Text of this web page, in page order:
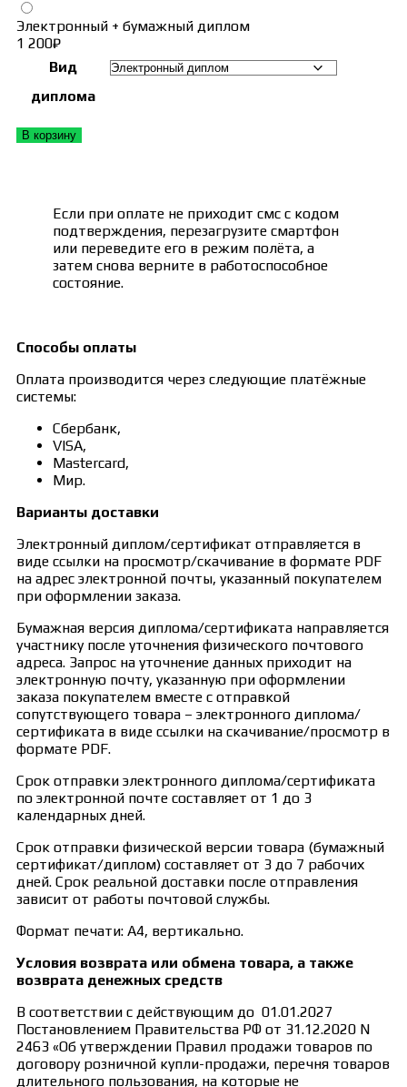
Электронный + бумажный диплом
1 200₽
Вид
диплома
В корзину
Если при оплате не приходит смс с кодом
подтверждения, перезагрузите смартфон
или переведите его в режим полёта, а
затем снова верните в работоспособное
состояние.
Способы оплаты
Оплата производится через следующие платёжные
системы:
Сбербанк,
VISA,
Mastercard,
Мир.
Варианты доставки
Электронный диплом/сертификат отправляется в
виде ссылки на просмотр/скачивание в формате PDF
на адрес электронной почты, указанный покупателем
при оформлении заказа.
Бумажная версия диплома/сертификата направляется
участнику после уточнения физического почтового
адреса. Запрос на уточнение данных приходит на
электронную почту, указанную при оформлении
заказа покупателем вместе с отправкой
сопутствующего товара – электронного диплома/
сертификата в виде ссылки на скачивание/просмотр в
формате PDF.
Срок отправки электронного диплома/сертификата
по электронной почте составляет от 1 до 3
календарных дней.
Срок отправки физической версии товара (бумажный
сертификат/диплом) составляет от 3 до 7 рабочих
дней. Срок реальной доставки после отправления
зависит от работы почтовой службы.
Формат печати: А4, вертикально.
Условия возврата или обмена товара, а также
возврата денежных средств
В соответствии с действующим до 01.01.2027
Постановлением Правительства РФ от 31.12.2020 N
2463 «Об утверждении Правил продажи товаров по
договору розничной купли-продажи, перечня товаров
длительного пользования, на которые не